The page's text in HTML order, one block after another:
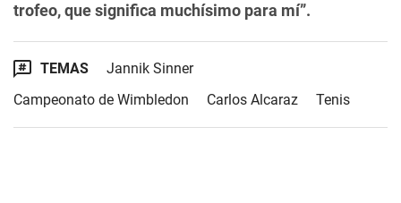
trofeo, que significa muchísimo para mí”.
TEMAS
Jannik Sinner
Campeonato de Wimbledon
Carlos Alcaraz Tenis